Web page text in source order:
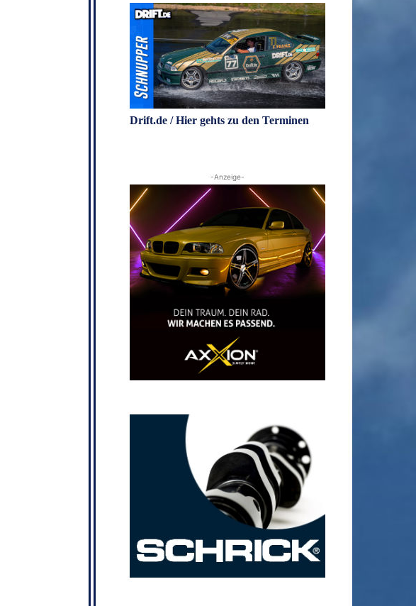
Drift.de / Hier gehts zu den Terminen
-Anzeige-